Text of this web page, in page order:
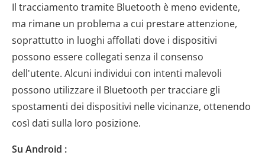
Il tracciamento tramite Bluetooth è meno evidente,
ma rimane un problema a cui prestare attenzione,
soprattutto in luoghi affollati dove i dispositivi
possono essere collegati senza il consenso
dell'utente. Alcuni individui con intenti malevoli
possono utilizzare il Bluetooth per tracciare gli
spostamenti dei dispositivi nelle vicinanze, ottenendo
così dati sulla loro posizione.
Su Android :